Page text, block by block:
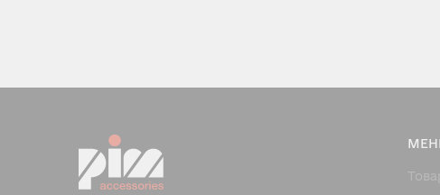
По форме
Прямые спицы